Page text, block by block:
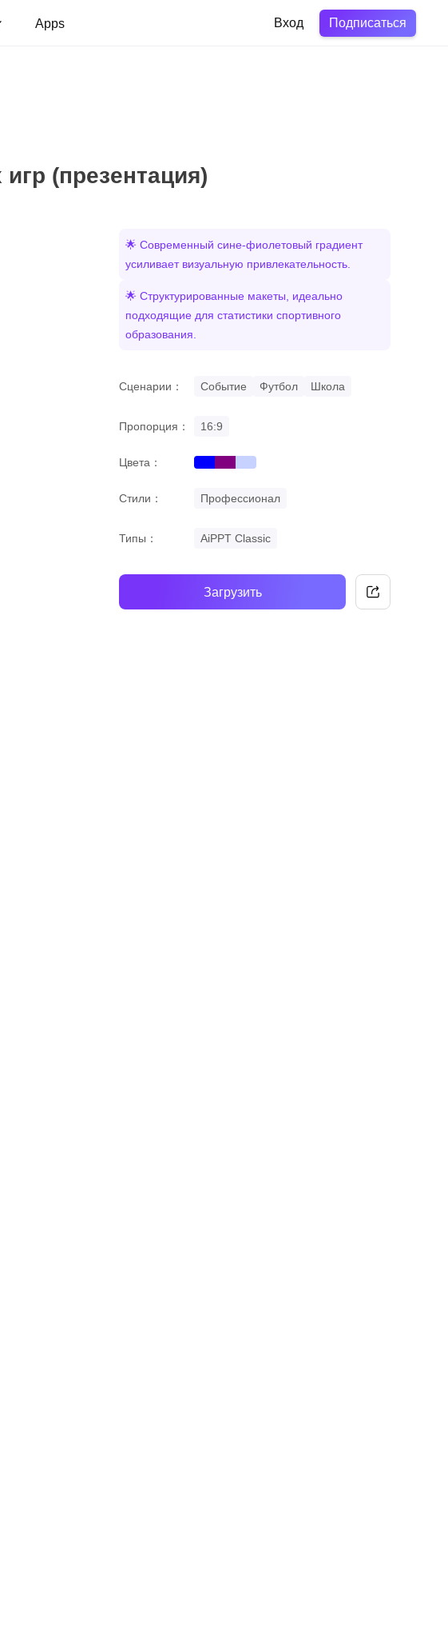
Apps Вход Подписаться
(презентация)
🌟 Современный сине-фиолетовый градиент
усиливает визуальную привлекательность.
🌟 Структурированные макеты, идеально
подходящие для статистики спортивного
образования.
Сценарии： Событие Футбол Школа
Пропорция： 16:9
Цвета： bluepurplegradient
Стили： Профессионал
Типы： AiPPT Classic
Загрузить